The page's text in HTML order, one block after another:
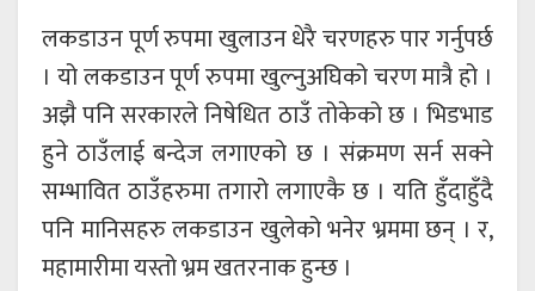
लकडाउन पूर्ण रुपमा खुलाउन धेरै चरणहरु पार गर्नुपर्छ
। यो लकडाउन पूर्ण रुपमा खुल्नुअघिको चरण मात्रै हो ।
अझै पनि सरकारले निषेधित ठाउँ तोकेको छ । भिडभाड
हुने ठाउँलाई बन्देज लगाएको छ । संक्रमण सर्न सक्ने
सम्भावित ठाउँहरुमा तगारो लगाएकै छ । यति हुँदाहुँदै
पनि मानिसहरु लकडाउन खुलेको भनेर भ्रममा छन् । र,
महामारीमा यस्तो भ्रम खतरनाक हुन्छ ।